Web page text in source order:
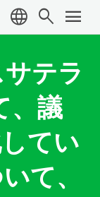
language search menu
テラ
、議
てい
て、